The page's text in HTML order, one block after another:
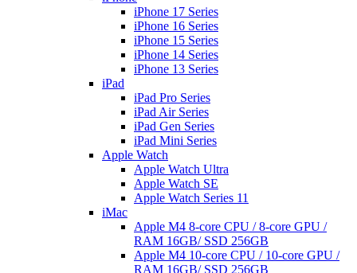
iPhone 17 Series
iPhone 16 Series
iPhone 15 Series
iPhone 14 Series
iPhone 13 Series
iPad
iPad Pro Series
iPad Air Series
iPad Gen Series
iPad Mini Series
Apple Watch
Apple Watch Ultra
Apple Watch SE
Apple Watch Series 11
iMac
Apple M4 8-core CPU / 8-core GPU /
RAM 16GB/ SSD 256GB
Apple M4 10-core CPU / 10-core GPU /
RAM 16GB/ SSD 256GB